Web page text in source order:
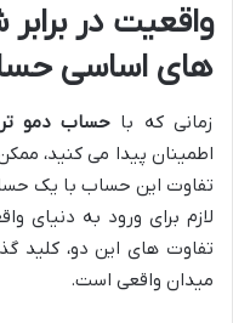
واقعیت در
های اساسی
زمانی که با حساب دمو
اطمینان پیدا می کنید،
تفاوت این حساب با یک
لازم برای ورود به دنیای
تفاوت های این دو، کلید
میدان واقعی است.